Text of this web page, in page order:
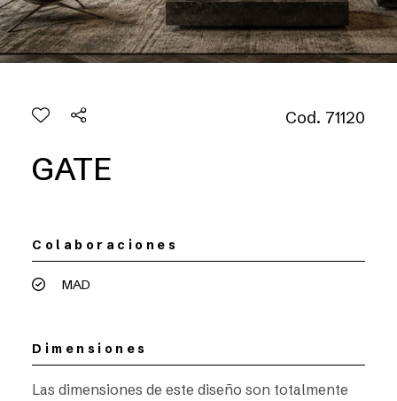
Cod. 71120
GATE
Colaboraciones
MAD
Dimensiones
Las dimensiones de este diseño son totalmente